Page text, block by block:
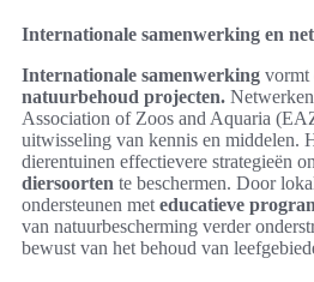
Internationale samenwerking en
Internationale samenwerking vormt
natuurbehoud projecten.
Association of Zoos and Aquaria
uitwisseling van kennis en middelen.
dierentuinen effectievere strategieën
diersoorten te beschermen. Door
ondersteunen met educatieve
van natuurbescherming verder
bewust van het behoud van